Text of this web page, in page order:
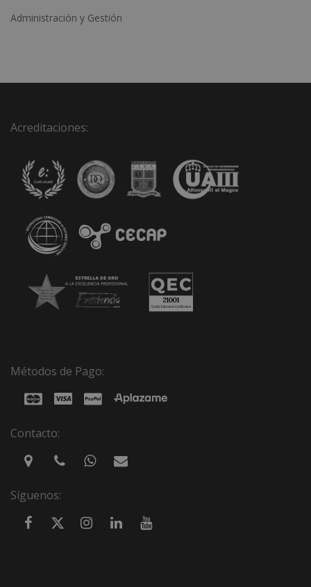
Administración y Gestión
Acreditaciones:
Métodos de Pago:
Contacto:
Síguenos: